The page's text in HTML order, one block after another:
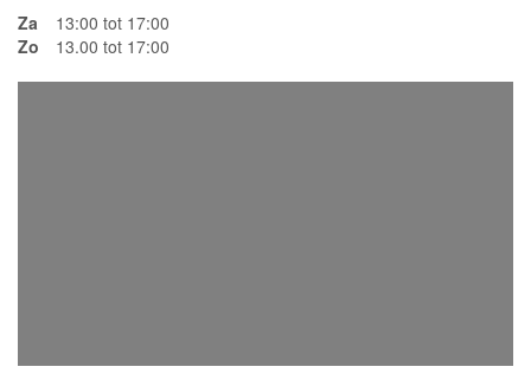
Za
13:00 tot 17:00
Zo
13.00 tot 17:00